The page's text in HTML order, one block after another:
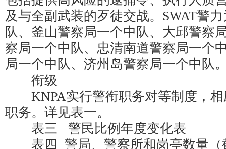
及与全副武装的歹徒交战。SWAT警
队、釜山警察局一个中队、大邱警察
察局一个中队、忠清南道警察局一个
局一个中队、济州岛警察局一个中队
衔级
KNPA实行警衔职务对等制度，相
职务。详见表一。
表三 警民比例年度变化表
表四 警局、警察所和岗亭数量（